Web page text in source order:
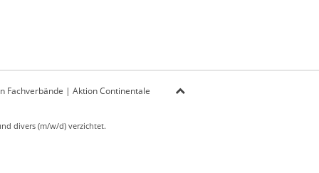
Fachverbände | Aktion Continentale
divers (m/w/d) verzichtet.